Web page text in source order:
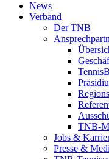
News
Verband
Der TNB
TNB-
Jobs &
Presse &